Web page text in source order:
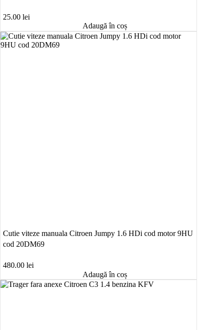
25.00 lei
Adaugă în coș
Cutie viteze manuala Citroen Jumpy 1.6 HDi cod motor 9HU
cod 20DM69
480.00 lei
Adaugă în coș